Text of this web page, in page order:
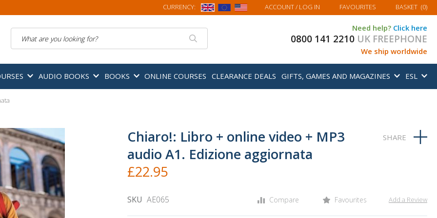
CURRENCY: ACCOUNT/ LOG IN FAVOURITES MY BASKET
BASKET (0)
Need help? Click here
0800 141 2210 UK FREEPHONE
We ship worldwide
AUDIO BOOKS BOOKS ONLINE COURSES CLEARANCE DEALS GIFTS, GAMES AND MAGAZINES ESL
Chiaro!: Libro + online video + MP3
audio A1. Edizione aggiornata
£22.95
SKU AE065 Compare Favourites Add a Review